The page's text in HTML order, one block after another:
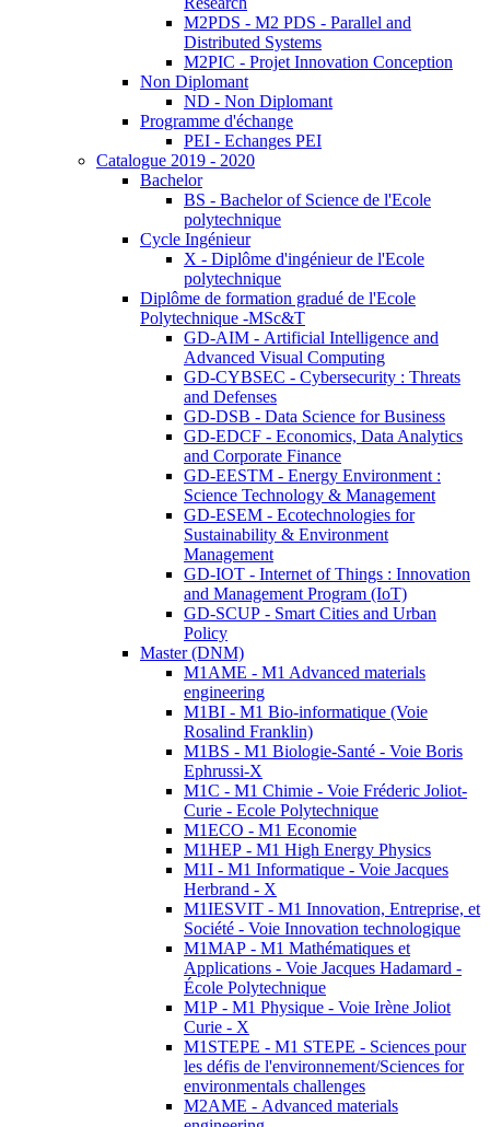
M2PDS - M2 PDS - Parallel and
Distributed Systems
M2PIC - Projet Innovation Conception
Non Diplomant
ND - Non Diplomant
Programme d'échange
PEI - Echanges PEI
Catalogue 2019 - 2020
Bachelor
BS - Bachelor of Science de l'Ecole
polytechnique
Cycle Ingénieur
X - Diplôme d'ingénieur de l'Ecole
polytechnique
Diplôme de formation gradué de l'Ecole
Polytechnique -MSc&T
GD-AIM - Artificial Intelligence and
Advanced Visual Computing
GD-CYBSEC - Cybersecurity : Threats
and Defenses
GD-DSB - Data Science for Business
GD-EDCF - Economics, Data Analytics
and Corporate Finance
GD-EESTM - Energy Environment :
Science Technology & Management
GD-ESEM - Ecotechnologies for
Sustainability & Environment
Management
GD-IOT - Internet of Things : Innovation
and Management Program (IoT)
GD-SCUP - Smart Cities and Urban
Policy
Master (DNM)
M1AME - M1 Advanced materials
engineering
M1BI - M1 Bio-informatique (Voie
Rosalind Franklin)
M1BS - M1 Biologie-Santé - Voie Boris
Ephrussi-X
M1C - M1 Chimie - Voie Fréderic Joliot-
Curie - Ecole Polytechnique
M1ECO - M1 Economie
M1HEP - M1 High Energy Physics
M1I - M1 Informatique - Voie Jacques
Herbrand - X
M1IESVIT - M1 Innovation, Entreprise, et
Société - Voie Innovation technologique
M1MAP - M1 Mathématiques et
Applications - Voie Jacques Hadamard -
École Polytechnique
M1P - M1 Physique - Voie Irène Joliot
Curie - X
M1STEPE - M1 STEPE - Sciences pour
les défis de l'environnement/Sciences for
environmentals challenges
M2AME - Advanced materials